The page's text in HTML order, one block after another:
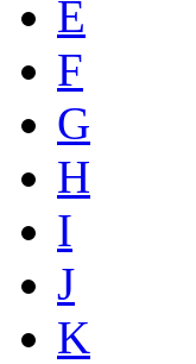
E
F
G
H
I
J
K